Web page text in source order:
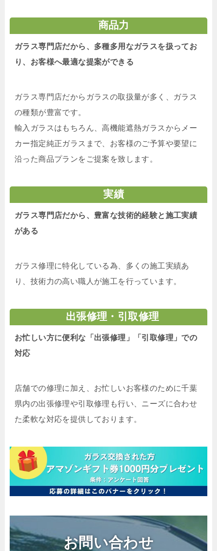
商品力
ガラス専門店だから、多種多用なガラスを扱ってお
り、お客様へ最適な提案ができる
ガラス専門店だからガラスの取扱量が多く、ガラス
の種類が豊富です。
輸入ガラスはもちろん、高機能遮熱ガラスからメー
カー指定純正ガラスまで、お客様のご予算や要望に
沿った商品プランをご提案を致します。
実績
ガラス専門店だから、豊富な技術的経験と施工実績
がある
ガラス修理に特化している為、多くの施工実績あ
り、技術力の高い職人が施工を行っています。
出張修理・引取修理
お忙しい方に便利な「出張修理」「引取修理」での
対応
店舗での修理に加え、お忙しいお客様のために千葉
県内の出張修理や引取修理も行い、ニーズに合わせ
た柔軟な対応を提供しております。
お問い合わせ